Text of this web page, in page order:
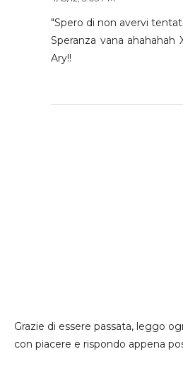
"Spero di non avervi
Speranza vana
Ary!!
Grazie di essere passata, leggo
con piacere e rispondo appena